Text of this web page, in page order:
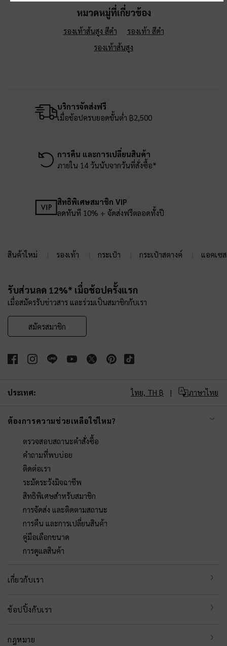
หมวดหมู่ที่เกี่ยวข้อง
รองเท้าส้นสูง สีดำ
รองเท้า สีดำ
รองเท้าส้นสูง
บริการจัดส่งฟรี
เมื่อช้อปครบยอดขั้นต่ำ ฿2,500
การคืน และการเปลี่ยนสินค้า
ภายใน 14 วันนับจากวันที่สั่งซื้อ*
สิทธิพิเศษสมาชิก VIP
ลดทันที 10% + จัดส่งฟรีตลอดทั้งปี
สินค้าใหม่ รองเท้า กระเป๋า กระเป๋าสตางค์ แอคเซ
รับส่วนลด 12%* เมื่อช้อปครั้งแรก
เมื่อสมัครรับข่าวสาร และร่วมเป็นสมาชิกกับเรา
สมัครสมาชิก
ประเทศ: ไทย, TH ฿ ภาษาไทย
ต้องการความช่วยเหลือใช่ไหม?
ตรวจสอบสถานะคำสั่งซื้อ
คำถามที่พบบ่อย
ติดต่อเรา
ระมัดระวังมิจฉาชีพ
สิทธิพิเศษสำหรับสมาชิก
การจัดส่ง และติดตามสถานะ
การคืน และการเปลี่ยนสินค้า
คู่มือเลือกขนาด
การดูแลสินค้า
เกี่ยวกับเรา
ช้อปปิ้งกับเรา
กฎหมาย